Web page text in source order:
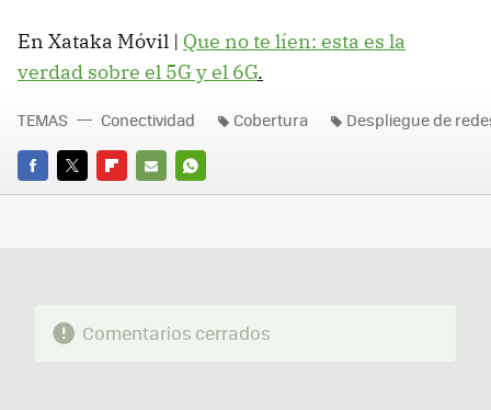
En Xataka Móvil | Que no te líen: esta es la
verdad sobre el 5G y el 6G.
FACEBOOK
TWITTERFLIPBOARD
E-
WHATSAPP
TEMAS Conectividad Cobertura Despliegue de
Comentarios cerrados